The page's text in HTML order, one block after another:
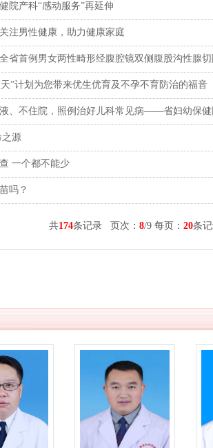
院产科“感动服务”再延伸
注男性健康，助力健康家庭
省首例男女两性畸形经腹腔镜双侧腹股沟性腺
天”计划为您带来优生优育及不孕不育防治的福音
、不住院，照例治好儿科常见病——省妇幼保
之源
一个都不能少
吗？
共174条记录 页次： 8/9 每页： 20条